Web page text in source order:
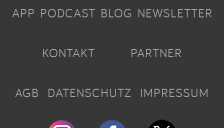
APP PODCAST BLOG NEWSLETTER
KONTAKT PARTNER
AGB DATENSCHUTZ IMPRESSUM